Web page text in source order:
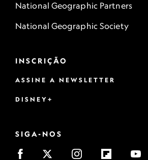
National Geographic Partners
National Geographic Society
INSCRIÇÃO
ASSINE A NEWSLETTER
DISNEY+
SIGA-NOS